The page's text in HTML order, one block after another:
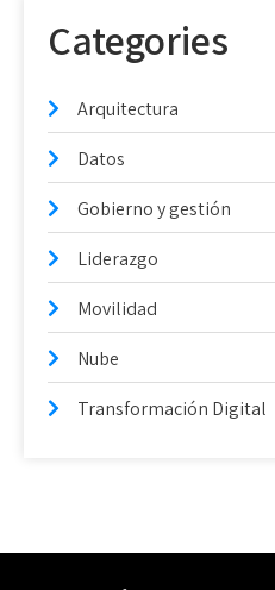
Categories
Arquitectura
Datos
Gobierno y gestión
Liderazgo
Movilidad
Nube
Transformación Digital